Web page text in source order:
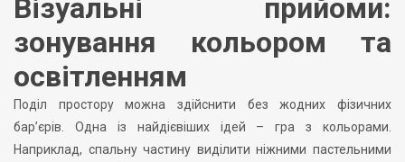
Візуальні прийоми:
зонування кольором та
освітленням
Поділ простору можна здійснити без жодних фізичних
бар’єрів. Одна із найдієвіших ідей – гра з кольорами.
Наприклад, спальну частину виділити ніжними пастельними